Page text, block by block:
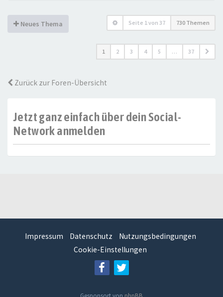
Neues Thema Seite 1von 37 730 Themen
1 2 3 4 5 … 37
Zurück zur Foren-Übersicht
Jetzt ganz einfach über dein Social-
Network anmelden
Impressum Datenschutz
Nutzungsbedingungen
Cookie-Einstellungen